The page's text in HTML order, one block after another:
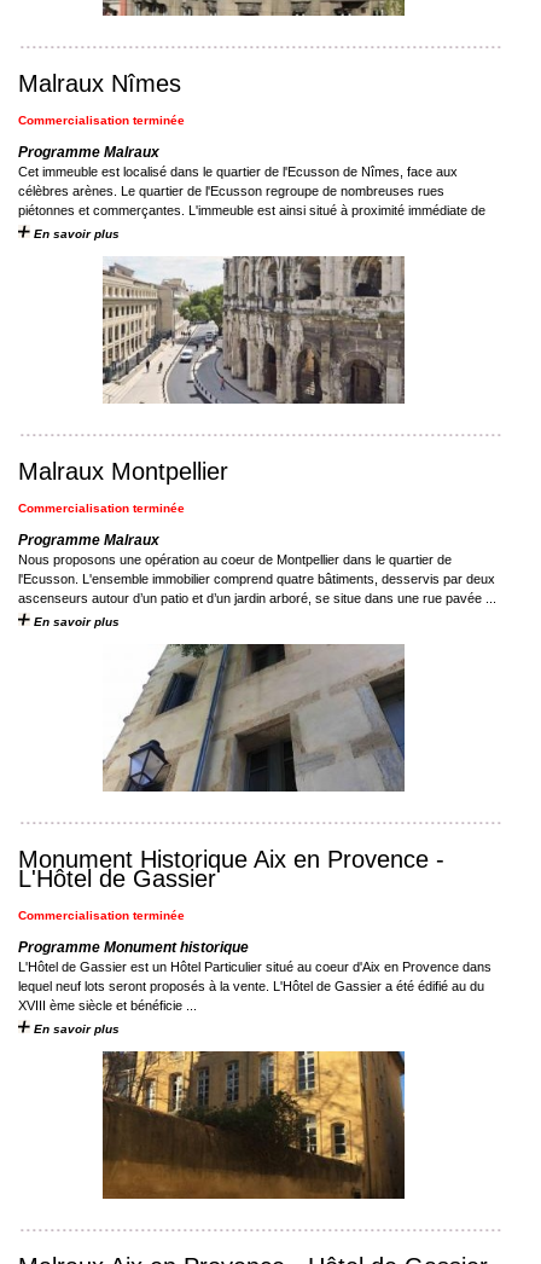
Malraux Nîmes
Commercialisation terminée
Programme Malraux
Cet immeuble est localisé dans le quartier de l'Ecusson de Nîmes, face aux
célèbres arènes. Le quartier de l'Ecusson regroupe de nombreuses rues
piétonnes et commerçantes. L'immeuble est ainsi situé à proximité immédiate de
l’Hôtel ...
En savoir plus
Malraux Montpellier
Commercialisation terminée
Programme Malraux
Nous proposons une opération au coeur de Montpellier dans le quartier de
l'Ecusson. L'ensemble immobilier comprend quatre bâtiments, desservis par deux
ascenseurs autour d’un patio et d’un jardin arboré, se situe dans une rue pavée ...
En savoir plus
Monument Historique Aix en Provence -
L'Hôtel de Gassier
Commercialisation terminée
Programme Monument historique
L'Hôtel de Gassier est un Hôtel Particulier situé au coeur d'Aix en Provence dans
lequel neuf lots seront proposés à la vente. L'Hôtel de Gassier a été édifié au du
XVIII ème siècle et bénéficie ...
En savoir plus